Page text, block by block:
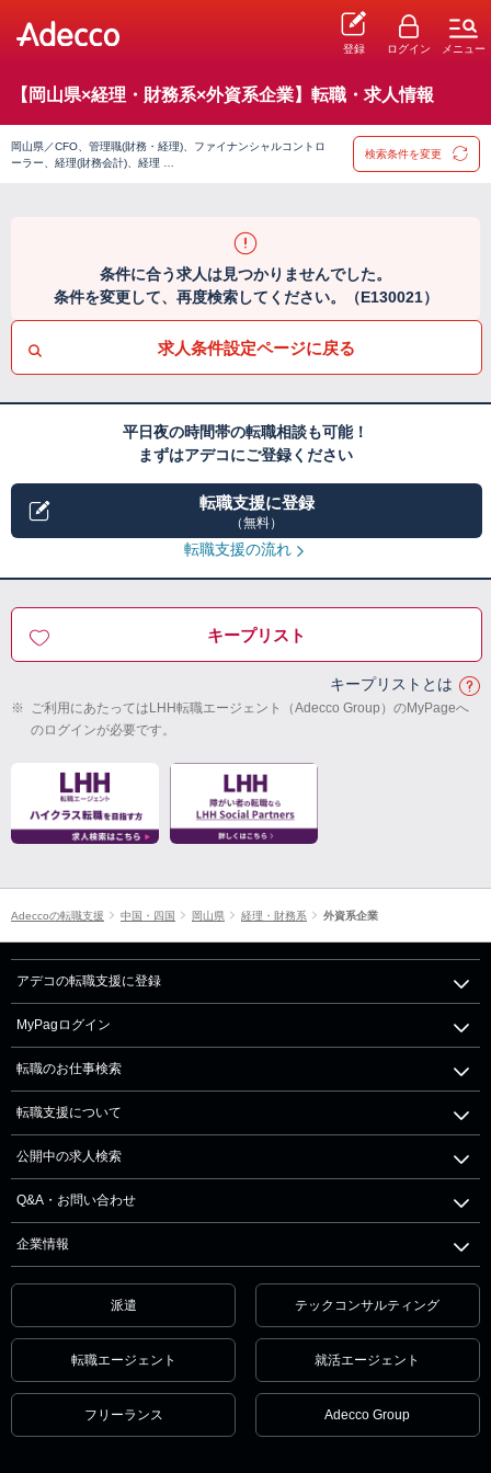
登録 ログイン メニュー
【岡山県×経理・財務系×外資系企業】転職・求人情報
岡山県／CFO、管理職(財務・経理)、ファイナンシャルコントロ
ーラー、経理(財務会計)、経理 …
検索条件を変更
条件に合う求人は見つかりませんでした。
条件を変更して、再度検索してください。（E130021）
求人条件設定ページに戻る
平日夜の時間帯の転職相談も可能！
まずはアデコにご登録ください
転職支援に登録
（無料）
転職支援の流れ
キープリスト
キープリストとは
※ ご利用にあたってはLHH転職エージェント（Adecco Group）のMyPageへ
のログインが必要です。
Adeccoの転職支援 中国・四国 岡山県 経理・財務系 外資系企業
アデコの転職支援に登録
MyPagログイン
転職のお仕事検索
転職支援について
公開中の求人検索
Q&A・お問い合わせ
企業情報
派遣 テックコンサルティング
転職エージェント 就活エージェント
フリーランス Adecco Group